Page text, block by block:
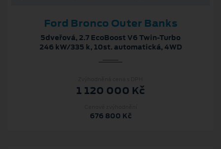
Ford Bronco Outer Banks
5dveřová, 2.7 EcoBoost V6 Twin-Turbo
246 kW/335 k, 10st. automatická, 4WD
1 120 000 Kč
676 800 Kč